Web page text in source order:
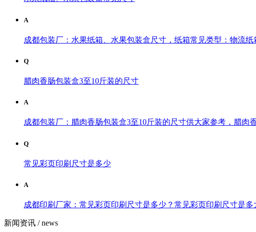
A
成都包装厂：水果纸箱、水果包装盒尺寸，纸箱常见类型：物流
Q
腊肉香肠包装盒3至10斤装的尺寸
A
成都包装厂：腊肉香肠包装盒3至10斤装的尺寸供大家参考，腊
Q
常见彩页印刷尺寸是多少
A
成都印刷厂家：常见彩页印刷尺寸是多少？常见彩页印刷尺寸是
新闻资讯 /news